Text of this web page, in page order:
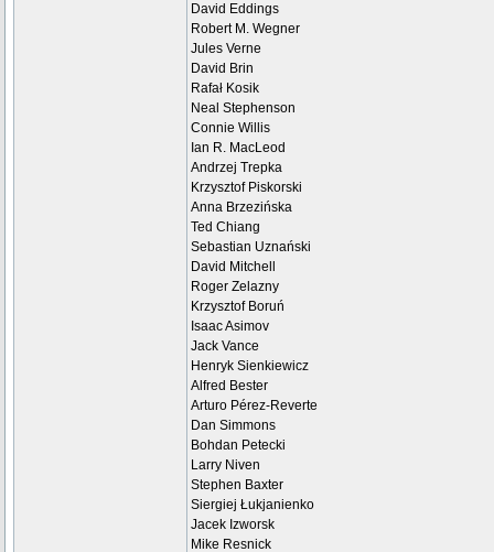
David Eddings
Robert M. Wegner
Jules Verne
David Brin
Rafał Kosik
Neal Stephenson
Connie Willis
Ian R. MacLeod
Andrzej Trepka
Krzysztof Piskorski
Anna Brzezińska
Ted Chiang
Sebastian Uznański
David Mitchell
Roger Zelazny
Krzysztof Boruń
Isaac Asimov
Jack Vance
Henryk Sienkiewicz
Alfred Bester
Arturo Pérez-Reverte
Dan Simmons
Bohdan Petecki
Larry Niven
Stephen Baxter
Siergiej Łukjanienko
Jacek Izworsk
Mike Resnick